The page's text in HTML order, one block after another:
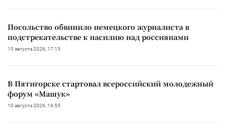
Посольство обвинило немецкого журналиста в
подстрекательстве к насилию над россиянами
10 августа 2026, 17:13
В Пятигорске стартовал всероссийский молодежный
форум «Машук»
10 августа 2026, 16:55